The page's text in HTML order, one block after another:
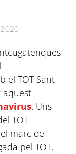
el TOT Sant
aquest
. Uns
TOT
marc de
pel TOT,